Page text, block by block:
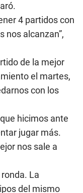
4 partidos con
nos alcanzan”,
de la mejor
el martes,
con los
hicimos ante
jugar más.
nos sale a
La
del mismo